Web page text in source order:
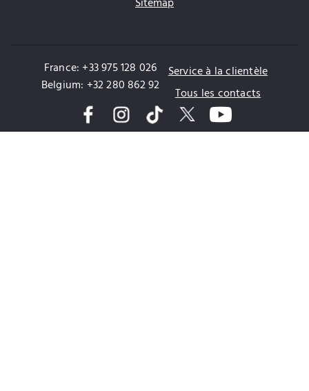
France: +33 975 128 026
Belgium: +32 280 862 92
Service à la clientèle
Tous les contacts